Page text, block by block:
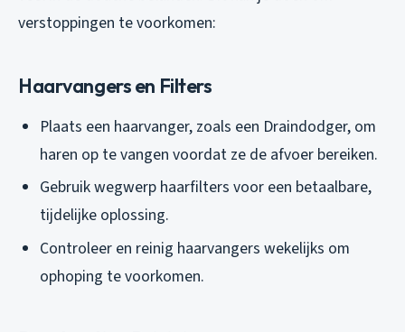
verstoppingen te voorkomen:
Haarvangers en Filters
Plaats een haarvanger, zoals een Draindodger, om
haren op te vangen voordat ze de afvoer bereiken.
Gebruik wegwerp haarfilters voor een betaalbare,
tijdelijke oplossing.
Controleer en reinig haarvangers wekelijks om
ophoping te voorkomen.